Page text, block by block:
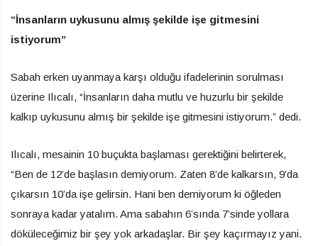
“İnsanların uykusunu almış şekilde işe gitmesini
istiyorum”
Sabah erken uyanmaya karşı olduğu ifadelerinin sorulması
üzerine Ilıcalı, “İnsanların daha mutlu ve huzurlu bir şekilde
kalkıp uykusunu almış bir şekilde işe gitmesini istiyorum.” dedi.
Ilıcalı, mesainin 10 buçukta başlaması gerektiğini belirterek,
“Ben de 12’de başlasın demiyorum. Zaten 8’de kalkarsın, 9’da
çıkarsın 10’da işe gelirsin. Hani ben demiyorum ki öğleden
sonraya kadar yatalım. Ama sabahın 6’sında 7’sinde yollara
döküleceğimiz bir şey yok arkadaşlar. Bir şey kaçırmayız yani.